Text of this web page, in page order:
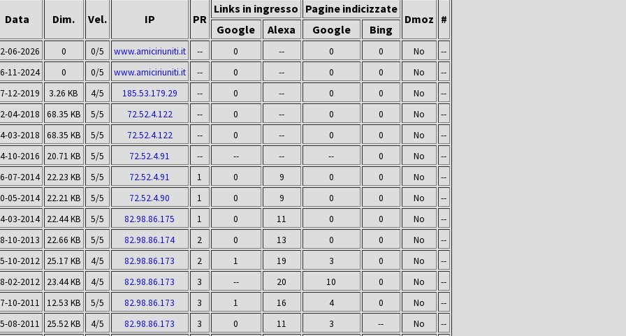
Data Dim. Vel. IP PR
Links in ingresso Pagine indicizzate
Dmoz #
Google Alexa Google Bing
06-2026 0 0/5 www.amiciriuniti.it -- 0 -- 0 0 No
--
11-2024
0 0/5 www.amiciriuniti.it -- 0 -- 0 0 No
--
12-2019
3.26 KB 4/5 185.53.179.29 -- 0 -- 0 0 No
--
04-2018
68.35 KB 5/5 72.52.4.122 -- 0 -- 0 0 No
--
03-2018
68.35 KB 5/5 72.52.4.122 -- 0 -- 0 0 No
--
10-2016
20.71 KB 5/5 72.52.4.91 -- -- -- -- 0 No
--
07-2014
22.23 KB 5/5 72.52.4.91 1 0 9 0 0 No
--
05-2014
22.21 KB 5/5 72.52.4.90 1 0 9 0 0 No
--
03-2014
22.44 KB 5/5 82.98.86.175 1 0 11 0 0 No
--
10-2013
22.66 KB 5/5 82.98.86.174 2 0 13 0 0 No
--
10-2012
25.17 KB 4/5 82.98.86.173 2 1 19 3 0 No
--
02-2012
23.44 KB 4/5 82.98.86.173 3 -- 20 10 0 No
--
10-2011
12.53 KB 5/5 82.98.86.173 3 1 16 4 0 No
--
08-2011
25.52 KB 4/5 82.98.86.173 3 0 11 3 -- No
--